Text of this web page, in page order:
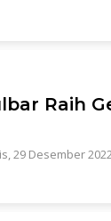
Raih
29 Desember